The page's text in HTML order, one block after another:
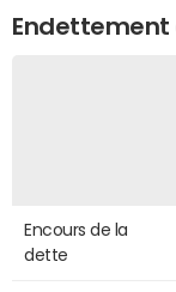
Endettement
Encours de la
dette